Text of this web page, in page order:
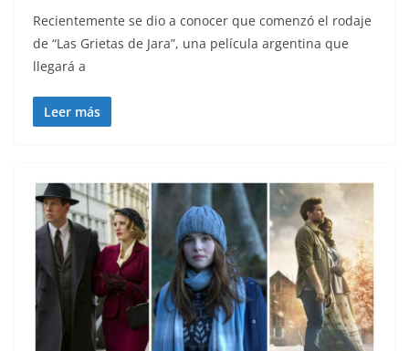
Recientemente se dio a conocer que comenzó el rodaje
de “Las Grietas de Jara”, una película argentina que
llegará a
Leer más